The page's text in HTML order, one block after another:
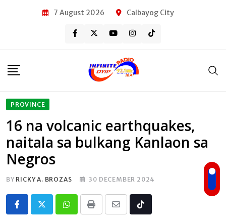
7 August 2026 Calbayog City
PROVINCE
16 na volcanic earthquakes,
naitala sa bulkang Kanlaon sa
Negros
BY RICKY A. BROZAS 30 DECEMBER 2024
Whatsapp
Print
Share Tiktok